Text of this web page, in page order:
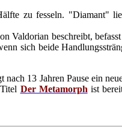
zu fesseln. "Diamant"
Valdorian beschreibt,
sich beide
13 Jahren Pause ein
Der Metamorph ist